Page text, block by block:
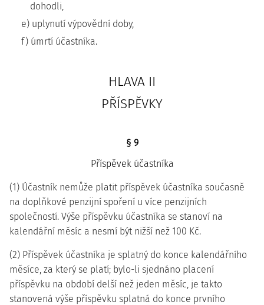
dohodli,
e) uplynutí výpovědní doby,
f) úmrtí účastníka.
HLAVA II
PŘÍSPĚVKY
§ 9
Příspěvek účastníka
(1) Účastník nemůže platit příspěvek účastníka současně
na doplňkové penzijní spoření u více penzijních
společností. Výše příspěvku účastníka se stanoví na
kalendářní měsíc a nesmí být nižší než 100 Kč.
(2) Příspěvek účastníka je splatný do konce kalendářního
měsíce, za který se platí; bylo-li sjednáno placení
příspěvku na období delší než jeden měsíc, je takto
stanovená výše příspěvku splatná do konce prvního